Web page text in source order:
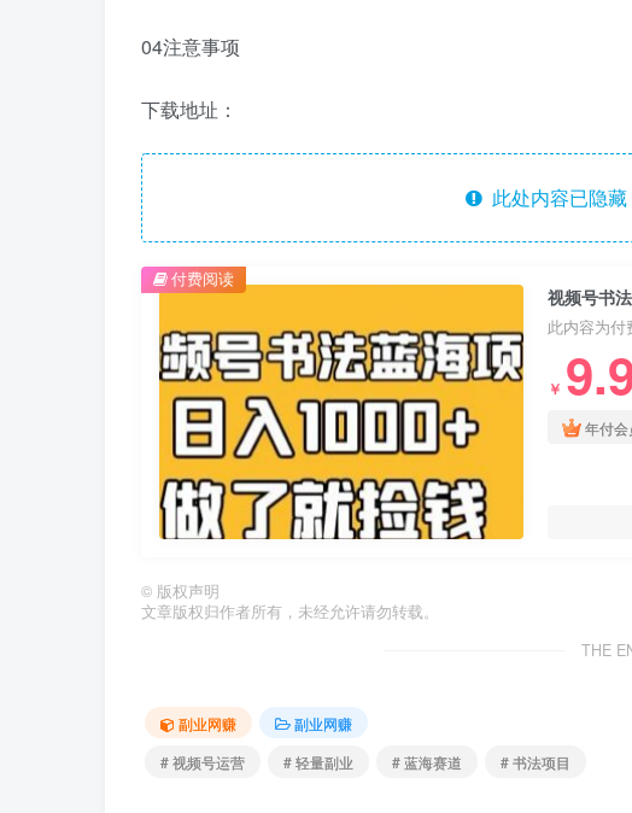
04注意事项
下载地址：
此处内容已隐
视频号书
此内容为付
￥
年付会
付费阅读
© 版权声明
文章版权归作者所有，未经允许请勿转载。
THE
副业网赚
副业网赚
# 视频号运营
# 轻量副业 # 蓝海赛道 # 书法项目